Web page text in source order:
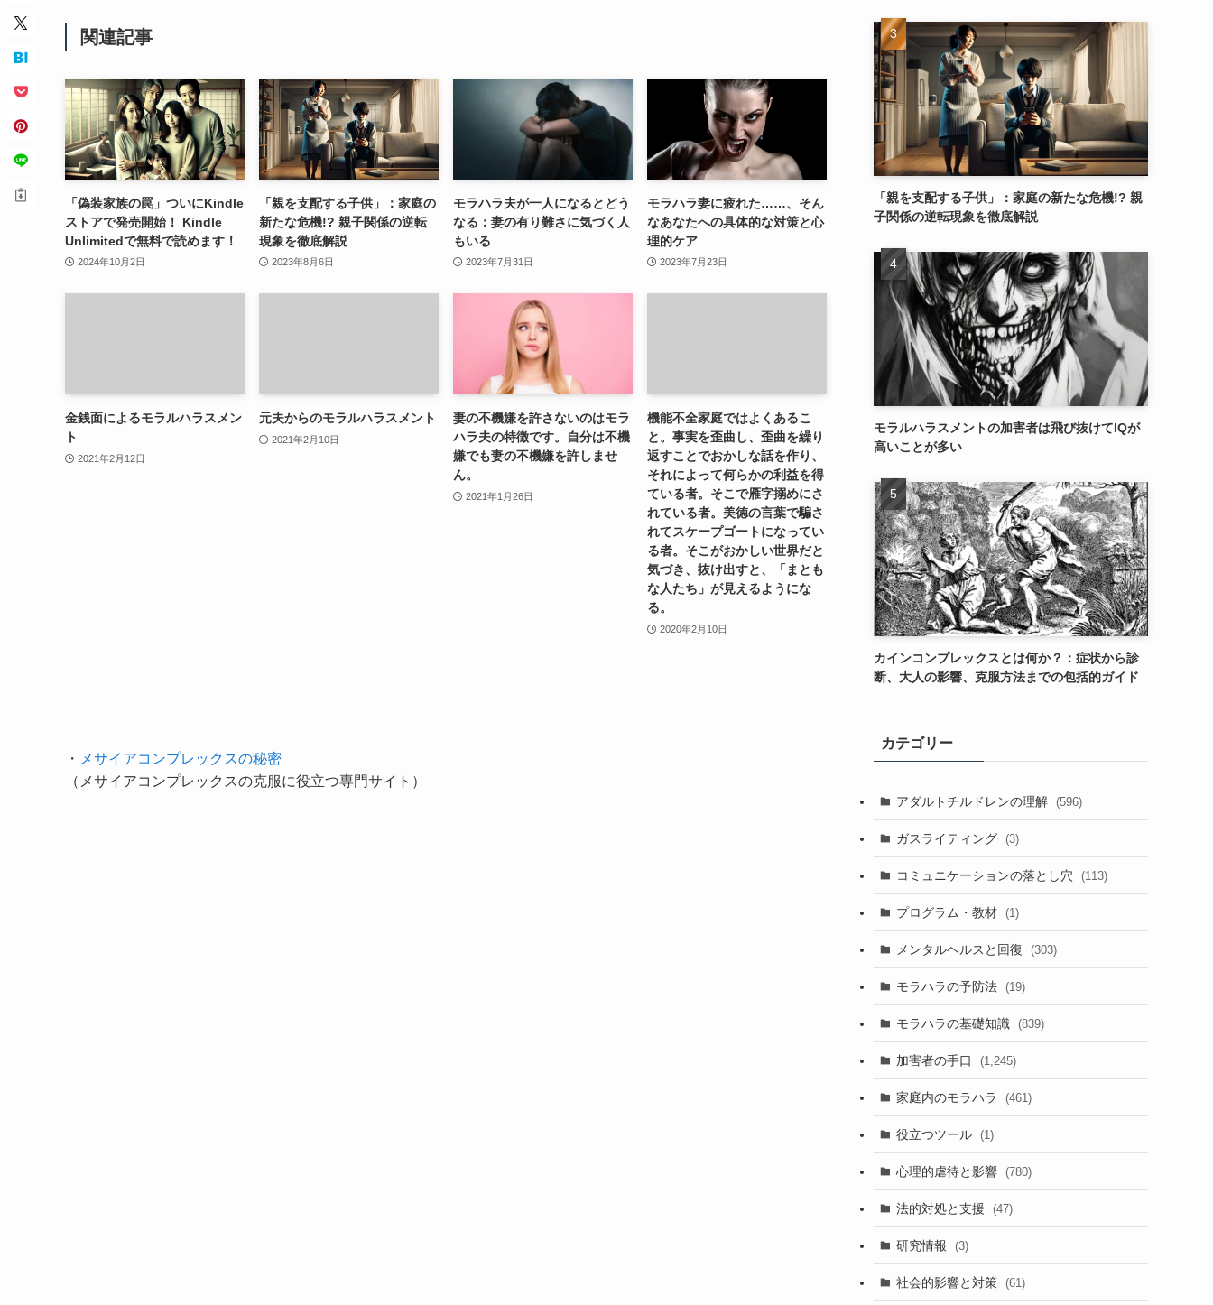
関連記事
「偽装家族の罠」ついにKindle
ストアで発売開始！ Kindle
Unlimitedで無料で読めます！
2024年10月2日
「親を支配する子供」：家庭の
新たな危機!? 親子関係の逆転
現象を徹底解説
2023年8月6日
モラハラ夫が一人になるとどう
なる：妻の有り難さに気づく人
もいる
2023年7月31日
モラハラ妻に疲れた……、そん
なあなたへの具体的な対策と心
理的ケア
2023年7月23日
金銭面によるモラルハラスメン
ト
2021年2月12日
元夫からのモラルハラスメント
2021年2月10日
妻の不機嫌を許さないのはモラ
ハラ夫の特徴です。自分は不機
嫌でも妻の不機嫌を許しませ
ん。
2021年1月26日
機能不全家庭ではよくあるこ
と。事実を歪曲し、歪曲を繰り
返すことでおかしな話を作り、
それによって何らかの利益を得
ている者。そこで雁字搦めにさ
れている者。美徳の言葉で騙さ
れてスケープゴートになってい
る者。そこがおかしい世界だと
気づき、抜け出すと、「まとも
な人たち」が見えるようにな
る。
2020年2月10日
・ メサイアコンプレックスの秘密
（メサイアコンプレックスの克服に役立つ専門サイト）
「親を支配する子供」：家庭の新たな危機!? 親
子関係の逆転現象を徹底解説
モラルハラスメントの加害者は飛び抜けてIQが
高いことが多い
カインコンプレックスとは何か？：症状から診
断、大人の影響、克服方法までの包括的ガイド
カテゴリー
アダルトチルドレンの理解 (596)
ガスライティング (3)
コミュニケーションの落とし穴 (113)
プログラム・教材 (1)
メンタルヘルスと回復 (303)
モラハラの予防法 (19)
モラハラの基礎知識 (839)
加害者の手口 (1,245)
家庭内のモラハラ (461)
役立つツール (1)
心理的虐待と影響 (780)
法的対処と支援 (47)
研究情報 (3)
社会的影響と対策 (61)